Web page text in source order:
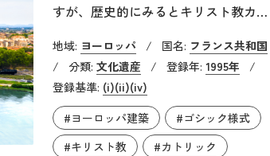
すが、歴史的にみるとキリスト教カト
力をもった場所でした。フランス王フ
ィリップ4世と教皇ボニファティウス8
世の対立から始まる、教皇権と王権の
優位を巡る争いにより、フィリップ4
世の意向の下でボニファティウス8世
地域: ヨーロッパ / 国名: フランス共和国
/
分類: 文化遺産 / 登録年: 1995年
/
登録基準: (i)(ii)(iv)
#ヨーロッパ建築
#ゴシック様式
#キリスト教
#カトリック